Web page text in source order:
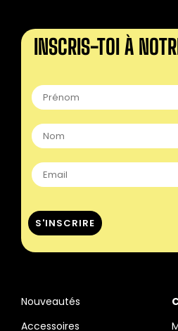
INSCRIS-TOI À
Nouveautés
Accessoires